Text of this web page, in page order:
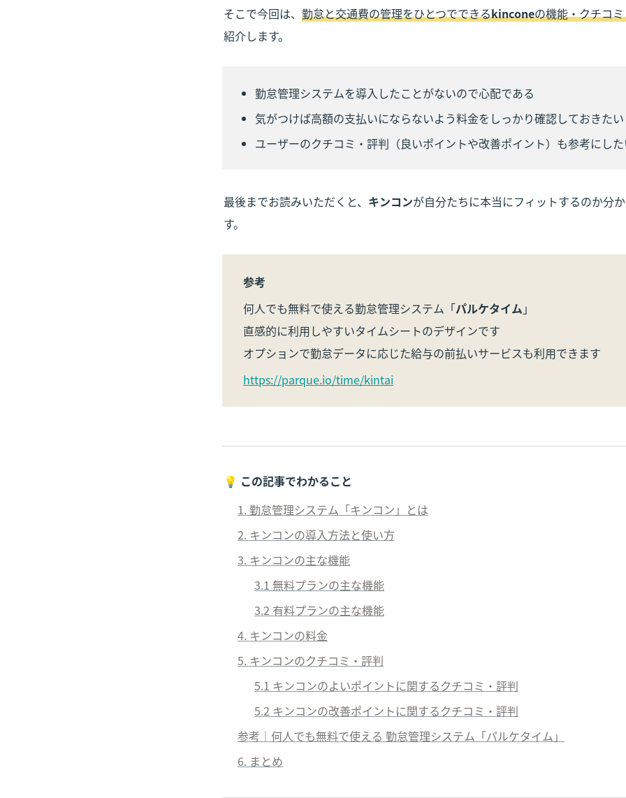
そこで今回は、 勤怠と交通費の管理をひとつでできるkinconeの機能・クチコ
紹介します。
勤怠管理システムを導入したことがないので心配である
気がつけば高額の支払いにならないよう料金をしっかり確認しておきたい
ユーザーのクチコミ・評判（良いポイントや改善ポイント）も参考にし
最後までお読みいただくと、 キンコンが自分たちに本当にフィットするのか分
す。
参考
何人でも無料で使える勤怠管理システム「パルケタイム 」
直感的に利用しやすいタイムシートのデザインです
オプションで勤怠データに応じた給与の前払いサービスも利用できます
https://parque.io/time/kintai
💡 この記事でわかること
1. 勤怠管理システム「キンコン」とは
2. キンコンの導入方法と使い方
3. キンコンの主な機能
3.1 無料プランの主な機能
3.2 有料プランの主な機能
4. キンコンの料金
5. キンコンのクチコミ・評判
5.1 キンコンのよいポイントに関するクチコミ・評判
5.2 キンコンの改善ポイントに関するクチコミ・評判
参考｜何人でも無料で使える 勤怠管理システム「パルケタイム」
6. まとめ